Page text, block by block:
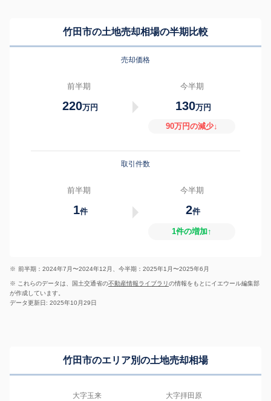
竹田市の土地売却相場の半期比較
売却価格
前半期
220万円
今半期
130万円
90万円の減少↓
取引件数
前半期
1件
今半期
2件
1件の増加↑
※ 前半期：2024年7月〜2024年12月、今半期：2025年1月〜2025年6月
※ これらのデータは、国土交通省の不動産情報ライブラリの情報をもとにイエウール編集部
が作成しています。
データ更新日: 2025年10月29日
竹田市のエリア別の土地売却相場
大字玉来 大字拝田原